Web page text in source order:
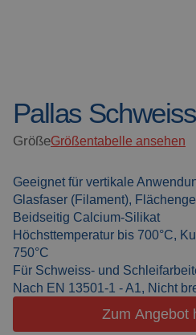
Schweissdecken
Schweisskabinen
Outdoor
Schweissen
Schleiflamellen
Arbeitskabinen
Schleifvorhänge
Über uns
Aktuelles
Häufig gestellte Fragen
Downloads
Pallas
GrößeGrößentabelle ansehen
Geeignet für vertikale
Glasfaser (Filament),
Beidseitig Calcium-Silikat
Höchsttemperatur bis 700°C,
750°C
Für Schweiss- und
Nach EN 13501-1 - A1, Nicht
Zum Angebot